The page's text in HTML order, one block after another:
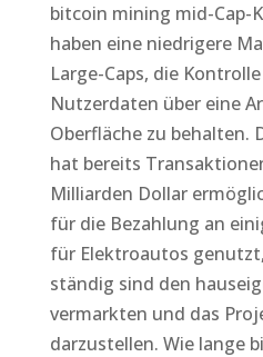
bitcoin mining mid-Cap-
haben eine niedrigere
Large-Caps, die
Nutzerdaten über eine
Oberfläche zu behalten.
hat bereits
Milliarden Dollar
für die Bezahlung an
für Elektroautos
ständig sind den
vermarkten und das
darzustellen. Wie lange